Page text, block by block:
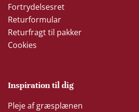
Fortrydelsesret
Returformular
Returfragt til pakker
Cookies
Inspiration til dig
Pleje af græsplænen